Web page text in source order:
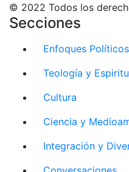
© 2022 Todos los
Secciones
Enfoques
Teología y
Cultura
Ciencia y
Integración y